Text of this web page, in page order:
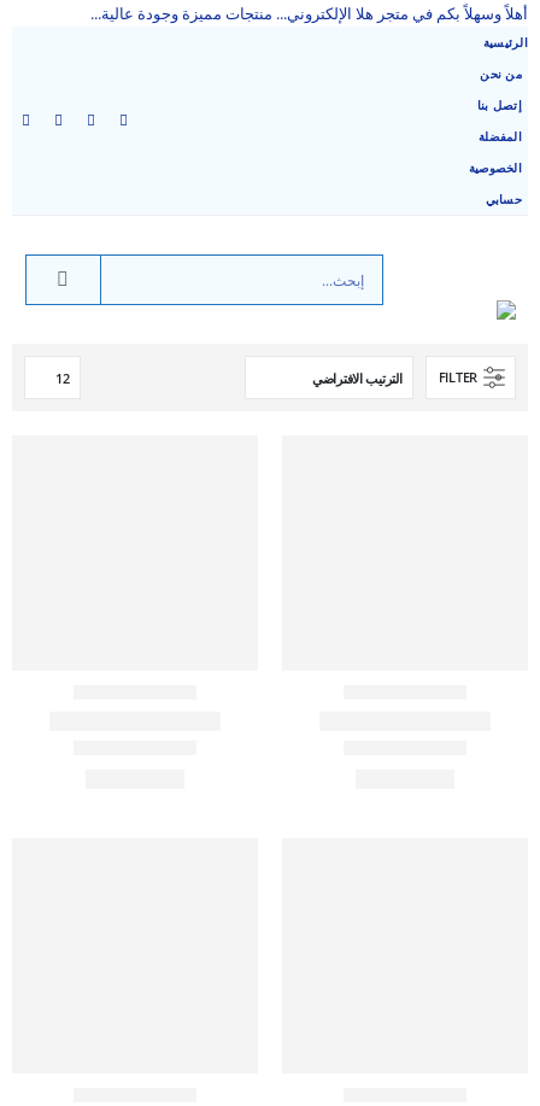
أهلاً وسهلاً بكم في متجر هلا الإلكتروني... منتجات مميزة وجودة عالية...
الرئيسية
من نحن
إتصل بنا
المفضلة
الخصوصية
حسابي
FILTER